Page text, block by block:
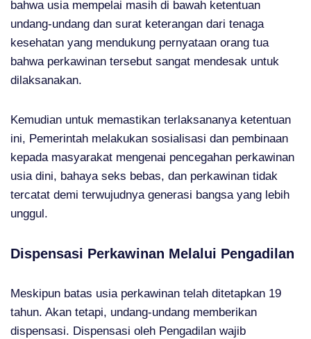
bahwa usia mempelai masih di bawah ketentuan
undang-undang dan surat keterangan dari tenaga
kesehatan yang mendukung pernyataan orang tua
bahwa perkawinan tersebut sangat mendesak untuk
dilaksanakan.
Kemudian untuk memastikan terlaksananya ketentuan
ini, Pemerintah melakukan sosialisasi dan pembinaan
kepada masyarakat mengenai pencegahan perkawinan
usia dini, bahaya seks bebas, dan perkawinan tidak
tercatat demi terwujudnya generasi bangsa yang lebih
unggul.
Dispensasi Perkawinan Melalui Pengadilan
Meskipun batas usia perkawinan telah ditetapkan 19
tahun. Akan tetapi, undang-undang memberikan
dispensasi. Dispensasi oleh Pengadilan wajib